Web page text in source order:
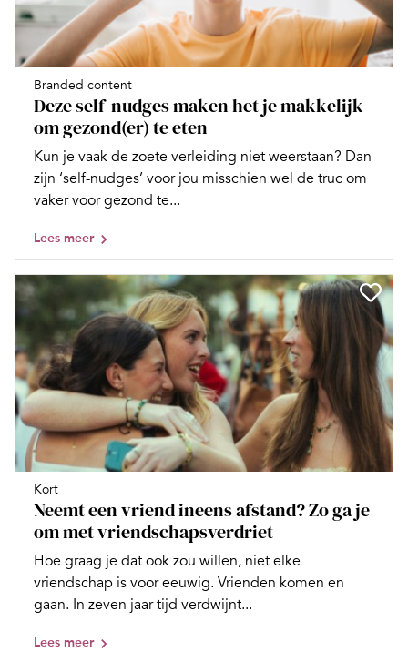
Branded content
Deze self-nudges maken het je makkelijk
om gezond(er) te eten
Kun je vaak de zoete verleiding niet weerstaan? Dan
zijn ‘self-nudges’ voor jou misschien wel de truc om
vaker voor gezond te...
Lees meer
Kort
Neemt een vriend ineens afstand? Zo ga je
om met vriendschapsverdriet
Hoe graag je dat ook zou willen, niet elke
vriendschap is voor eeuwig. Vrienden komen en
gaan. In zeven jaar tijd verdwijnt...
Lees meer